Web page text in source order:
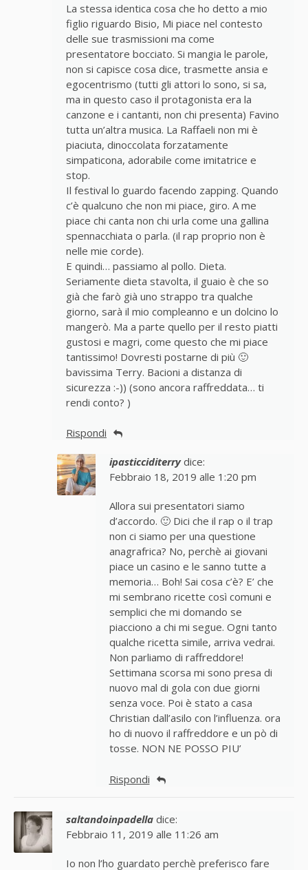
La stessa identica cosa che ho detto a mio
figlio riguardo Bisio, Mi piace nel contesto
delle sue trasmissioni ma come
presentatore bocciato. Si mangia le parole,
non si capisce cosa dice, trasmette ansia e
egocentrismo (tutti gli attori lo sono, si sa,
ma in questo caso il protagonista era la
canzone e i cantanti, non chi presenta) Favino
tutta un’altra musica. La Raffaeli non mi è
piaciuta, dinoccolata forzatamente
simpaticona, adorabile come imitatrice e
stop.
Il festival lo guardo facendo zapping. Quando
c’è qualcuno che non mi piace, giro. A me
piace chi canta non chi urla come una gallina
spennacchiata o parla. (il rap proprio non è
nelle mie corde).
E quindi… passiamo al pollo. Dieta.
Seriamente dieta stavolta, il guaio è che so
già che farò già uno strappo tra qualche
giorno, sarà il mio compleanno e un dolcino lo
mangerò. Ma a parte quello per il resto piatti
gustosi e magri, come questo che mi piace
tantissimo! Dovresti postarne di più 🙂
bavissima Terry. Bacioni a distanza di
sicurezza :-)) (sono ancora raffreddata… ti
rendi conto? )
Rispondi
ipasticciditerry dice:
Febbraio 18, 2019 alle 1:20 pm
Allora sui presentatori siamo
d’accordo. 🙂 Dici che il rap o il trap
non ci siamo per una questione
anagrafrica? No, perchè ai giovani
piace un casino e le sanno tutte a
memoria… Boh! Sai cosa c’è? E’ che
mi sembrano ricette così comuni e
semplici che mi domando se
piacciono a chi mi segue. Ogni tanto
qualche ricetta simile, arriva vedrai.
Non parliamo di raffreddore!
Settimana scorsa mi sono presa di
nuovo mal di gola con due giorni
senza voce. Poi è stato a casa
Christian dall’asilo con l’influenza. ora
ho di nuovo il raffreddore e un pò di
tosse. NON NE POSSO PIU’
Rispondi
saltandoinpadella dice:
Febbraio 11, 2019 alle 11:26 am
Io non l’ho guardato perchè preferisco fare